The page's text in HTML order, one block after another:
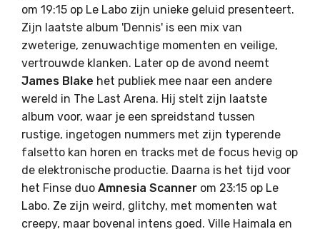
om 19:15 op Le Labo zijn unieke geluid presenteert.
Zijn laatste album 'Dennis' is een mix van
zweterige, zenuwachtige momenten en veilige,
vertrouwde klanken. Later op de avond neemt
James Blake het publiek mee naar een andere
wereld in The Last Arena. Hij stelt zijn laatste
album voor, waar je een spreidstand tussen
rustige, ingetogen nummers met zijn typerende
falsetto kan horen en tracks met de focus hevig op
de elektronische productie. Daarna is het tijd voor
het Finse duo Amnesia Scanner om 23:15 op Le
Labo. Ze zijn weird, glitchy, met momenten wat
creepy, maar bovenal intens goed. Ville Haimala en